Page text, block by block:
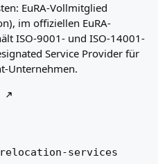
EuRA-Vollmitglied
im offiziellen EuRA-
ISO-9001- und ISO-14001-
Service Provider für
Unternehmen.
services